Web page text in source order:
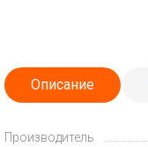
Описание
Производитель